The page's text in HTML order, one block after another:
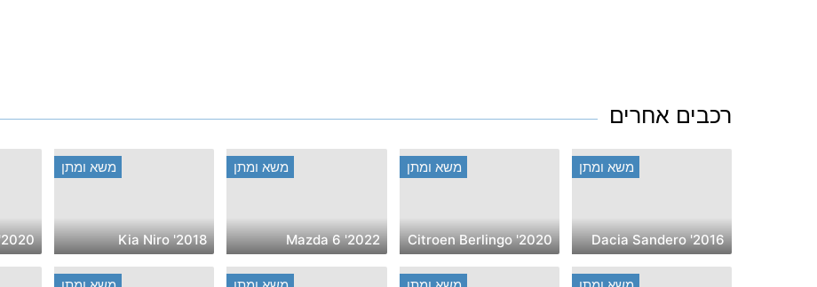
רכבים אחרים
משא ומתן
2016' Dacia Sandero
משא ומתן
2020' Citroen Berlingo
משא ומתן
2022' Mazda 6
משא ומתן
2018' Kia Niro
2020' Hyundai Tucson